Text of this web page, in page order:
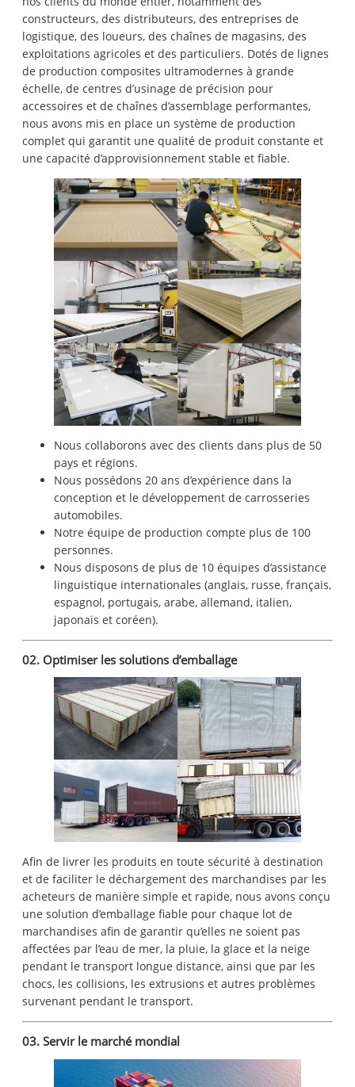
constructeurs, des distributeurs, des entreprises de
logistique, des loueurs, des chaînes de magasins, des
exploitations agricoles et des particuliers. Dotés de lignes
de production composites ultramodernes à grande
échelle, de centres d’usinage de précision pour
accessoires et de chaînes d’assemblage performantes,
nous avons mis en place un système de production
complet qui garantit une qualité de produit constante et
une capacité d’approvisionnement stable et fiable.
Nous collaborons avec des clients dans plus de 50
pays et régions.
Nous possédons 20 ans d’expérience dans la
conception et le développement de carrosseries
automobiles.
Notre équipe de production compte plus de 100
personnes.
Nous disposons de plus de 10 équipes d’assistance
linguistique internationales (anglais, russe, français,
espagnol, portugais, arabe, allemand, italien,
japonais et coréen).
02. Optimiser les solutions d’emballage
Afin de livrer les produits en toute sécurité à destination
et de faciliter le déchargement des marchandises par les
acheteurs de manière simple et rapide, nous avons conçu
une solution d’emballage fiable pour chaque lot de
marchandises afin de garantir qu’elles ne soient pas
affectées par l’eau de mer, la pluie, la glace et la neige
pendant le transport longue distance, ainsi que par les
chocs, les collisions, les extrusions et autres problèmes
survenant pendant le transport.
03. Servir le marché mondial